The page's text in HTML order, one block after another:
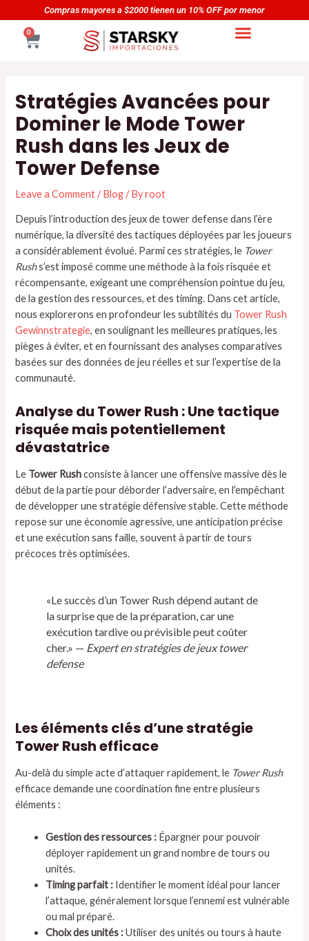
to
content
a $2000 tienen un 10% OFF por menor Compras
0
CART
Stratégies Avancées pour
Dominer le Mode Tower
Rush dans les Jeux de
Tower Defense
Leave a Comment /Blog/ Byroot
Depuis l’introduction des jeux de tower defense dans l’ère
numérique, la diversité des tactiques déployées par les joueurs
a considérablement évolué. Parmi ces stratégies, le Tower
Rushs’est imposé comme une méthode à la fois risquée et
récompensante, exigeant une compréhension pointue du jeu,
de la gestion des ressources, et des timing. Dans cet article,
nous explorerons en profondeur les subtilités du Tower Rush
Gewinnstrategie, en soulignant les meilleures pratiques, les
pièges à éviter, et en fournissant des analyses comparatives
basées sur des données de jeu réelles et sur l’expertise de la
communauté.
Analyse du Tower Rush : Une tactique
risquée mais potentiellement
dévastatrice
Le Tower Rushconsiste à lancer une offensive massive dès le
début de la partie pour déborder l’adversaire, en l’empêchant
de développer une stratégie défensive stable. Cette méthode
repose sur une économie agressive, une anticipation précise
et une exécution sans faille, souvent à partir de tours
précoces très optimisées.
«Le succès d’un Tower Rush dépend autant de
la surprise que de la préparation, car une
exécution tardive ou prévisible peut coûter
cher.» — Expert en stratégies de jeux tower
defense
Les éléments clés d’une stratégie
Tower Rush efficace
Au-delà du simple acte d’attaquer rapidement, le Tower Rush
efficace demande une coordination fine entre plusieurs
éléments :
Gestion des ressources : Épargner pour pouvoir
déployer rapidement un grand nombre de tours ou
unités.
Timing parfait : Identifier le moment idéal pour lancer
l’attaque, généralement lorsque l’ennemi est vulnérable
ou mal préparé.
Choix des unités :Utiliser des unités ou tours à haute
Navegación
de
entradas